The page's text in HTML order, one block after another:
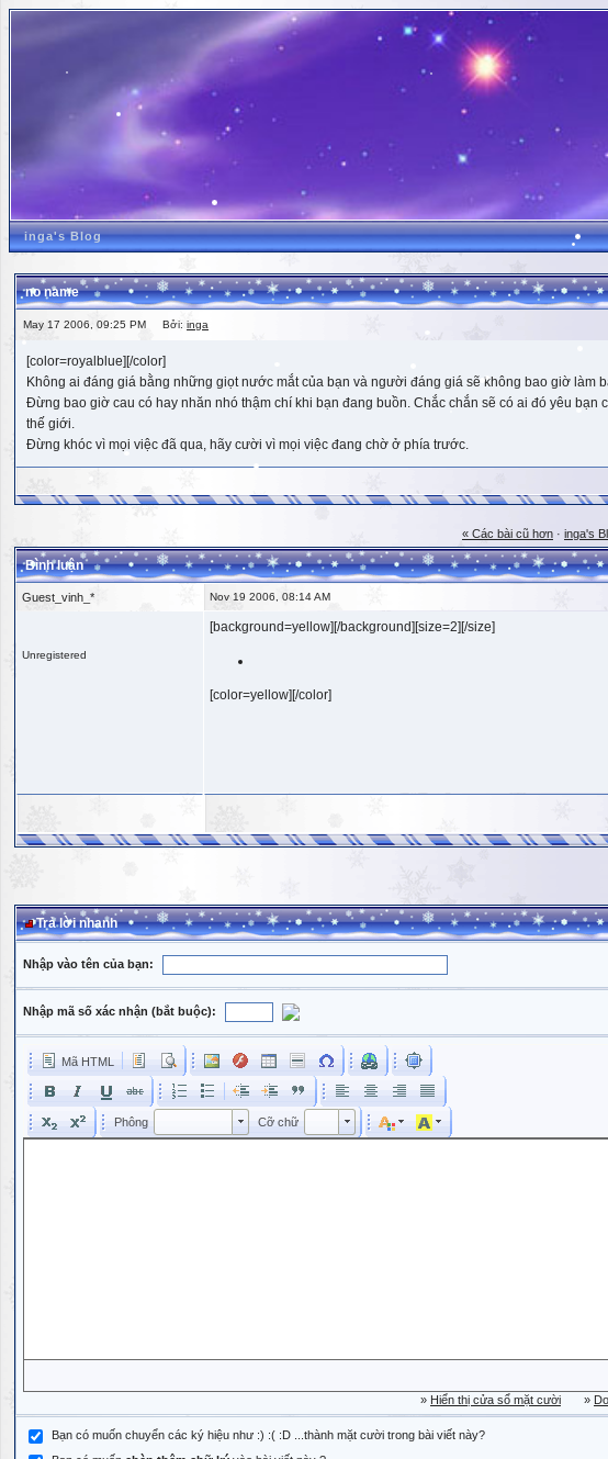
inga's Blog
no name
May 17 2006, 09:25 PM Bởi: inga
[color=royalblue][/color]
Không ai đáng giá bằng những giọt nước mắt của bạn và người đáng giá sẽ không bao giờ làm
Đừng bao giờ cau có hay nhăn nhó thậm chí khi bạn đang buồn. Chắc chắn sẽ có ai đó yêu
thế giới.
Đừng khóc vì mọi việc đã qua, hãy cười vì mọi việc đang chờ ở phía trước.
« Các bài cũ hơn · inga's
Bình luận
Guest_vinh_* Nov 19 2006, 08:14 AM
Unregistered
[background=yellow][/background][size=2][/size]
[color=yellow][/color]
Trả lời nhanh
Nhập vào tên của bạn:
Nhập mã số xác nhận (bắt buộc):
Mã HTML
Phông Cỡ chữ Kích cỡ phông
» Hiển thị cửa sổ mặt cười »
Bạn có muốn chuyển các ký hiệu như :) :( :D ...thành mặt cười trong bài viết này?